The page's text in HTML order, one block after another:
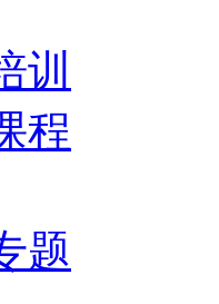
训
程
题